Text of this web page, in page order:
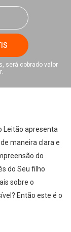
será cobrado valor
Leitão apresenta
maneira clara e
do
do Seu filho
sobre o
Então este é o